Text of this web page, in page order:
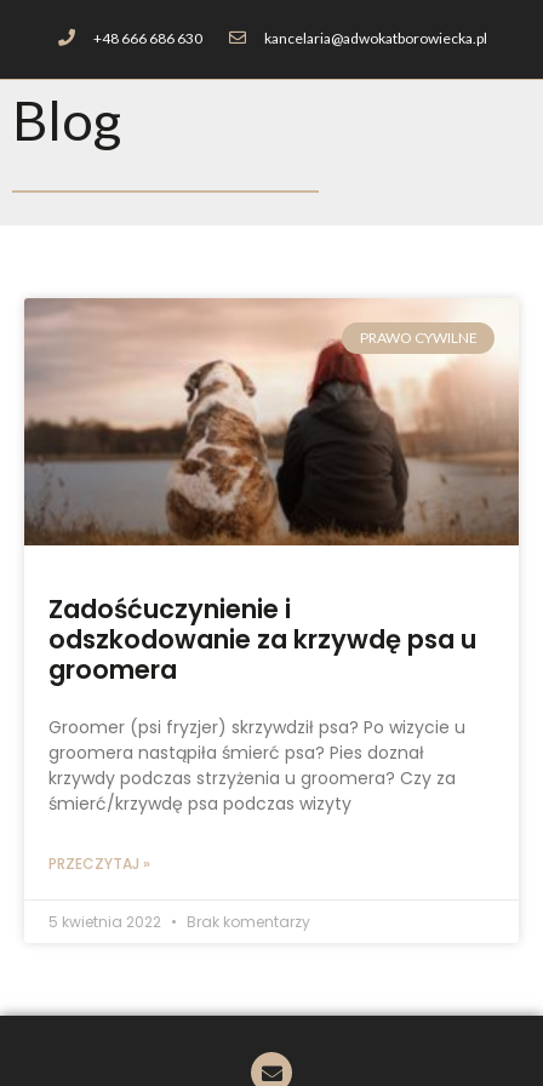
+48 666 686 630 kancelaria@adwokatborowiecka.pl
Blog
PRAWO CYWILNE
Zadośćuczynienie i
odszkodowanie za krzywdę psa u
groomera
Groomer (psi fryzjer) skrzywdził psa? Po wizycie u
groomera nastąpiła śmierć psa? Pies doznał
krzywdy podczas strzyżenia u groomera? Czy za
śmierć/krzywdę psa podczas wizyty
PRZECZYTAJ »
5 kwietnia 2022 Brak komentarzy